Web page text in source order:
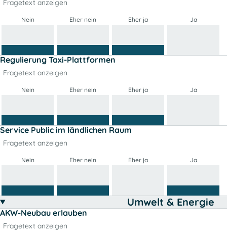
Fragetext anzeigen
Nein Eher nein Eher ja Ja
Regulierung Taxi-Plattformen
Fragetext anzeigen
Nein Eher nein Eher ja Ja
Service Public im ländlichen Raum
Fragetext anzeigen
Nein Eher nein Eher ja Ja
Umwelt & Energie
AKW-Neubau erlauben
Fragetext anzeigen